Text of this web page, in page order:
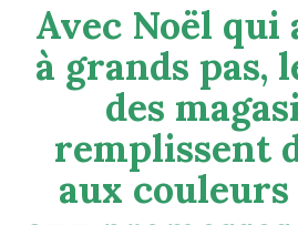
Avec Noël qui
à grands pas,
des
remplissent
aux